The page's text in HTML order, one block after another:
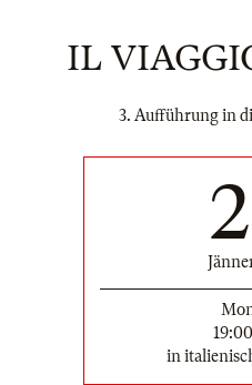
IL
3. Aufführung in
in